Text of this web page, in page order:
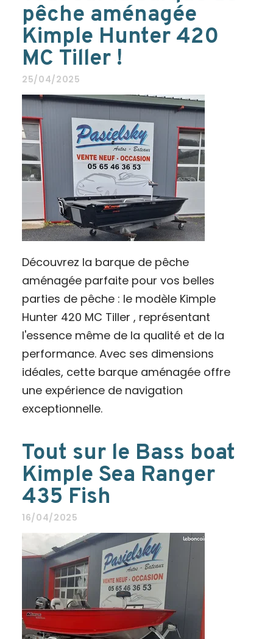
pêche aménagée
Kimple Hunter 420
MC Tiller !
25/04/2025
Découvrez la barque de pêche
aménagée parfaite pour vos belles
parties de pêche : le modèle Kimple
Hunter 420 MC Tiller , représentant
l'essence même de la qualité et de la
performance. Avec ses dimensions
idéales, cette barque aménagée offre
une expérience de navigation
exceptionnelle.
Tout sur le Bass boat
Kimple Sea Ranger
435 Fish
16/04/2025